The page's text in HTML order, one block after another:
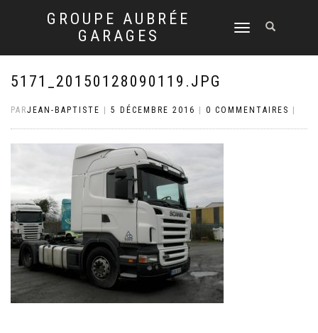
GROUPE AUBRÉE
GARAGES
DÉPLIER
NAVIGATION
5171_20150128090119.JPG
PARJEAN-BAPTISTE 5 DÉCEMBRE 2016 0 COMMENTAIRES